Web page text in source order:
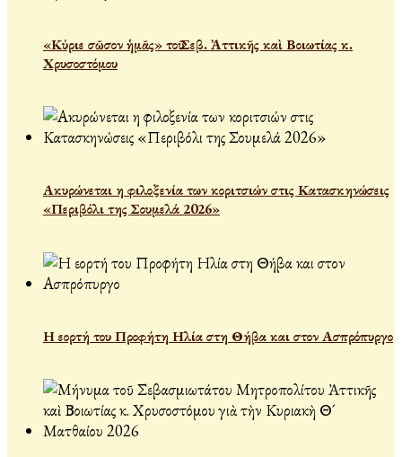
«Κύριε σῶσον ἡμᾶς» τοῦ Σεβ. Ἀττικῆς καὶ Βοιωτίας κ.
Χρυσοστόμου
Ακυρώνεται η φιλοξενία των κοριτσιών στις Κατασκηνώσεις
«Περιβόλι της Σουμελά 2026»
Η εορτή του Προφήτη Ηλία στη Θήβα και στον Ασπρόπυργο